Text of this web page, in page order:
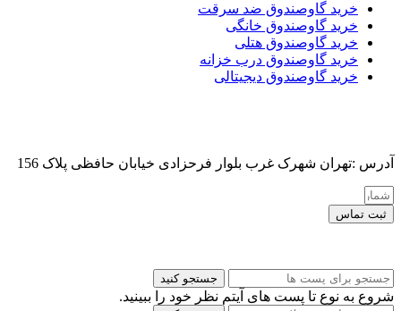
خرید گاوصندوق ضد سرقت
خرید گاوصندوق خانگی
خرید گاوصندوق هتلی
خرید گاوصندوق درب خزانه
خرید گاوصندوق دیجیتالی
آدرس :تهران شهرک غرب بلوار فرحزادی خیابان حافظی پلاک 156
ثبت تماس
جستجو کنید
شروع به نوع تا پست های آیتم نظر خود را ببینید.